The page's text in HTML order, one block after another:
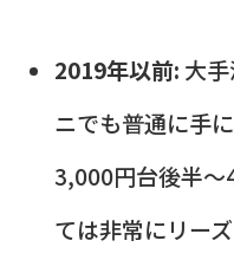
2019年以前: 大
ニでも普通に手
3,000円台後半〜
ては非常にリーズ